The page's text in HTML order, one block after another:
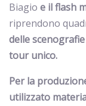
Biagio e il flash
riprendono
delle
tour unico.
Per la
utilizzato